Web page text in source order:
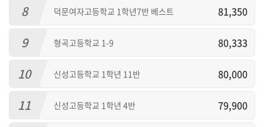
8 덕문여자고등학교 1학년7반 베스트 81,350
9 형곡고등학교 1-9 80,333
10 신성고등학교 1학년 11반 80,000
11 신성고등학교 1학년 4반 79,900